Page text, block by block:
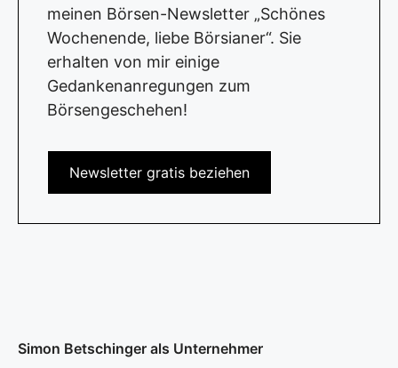
meinen Börsen-Newsletter „Schönes
Wochenende, liebe Börsianer“. Sie
erhalten von mir einige
Gedankenanregungen zum
Börsengeschehen!
Newsletter gratis beziehen
Simon Betschinger als Unternehmer